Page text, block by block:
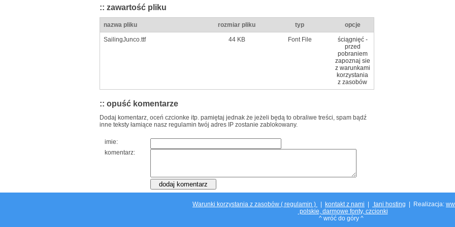
:: zawartość pliku
nazwa pliku rozmiar pliku typ opcje
SailingJunco.ttf 44 KB Font File
ściągnięć -
przed
pobraniem
zapoznaj sie
z warunkami
korzystania
z zasobów
:: opuść komentarze
Dodaj komentarz, oceń czcionke itp. pamiętaj jednak że jeżeli będą to obraliwe treści, spam bądź
inne teksty łamiące nasz regulamin twój adres IP zostanie zablokowany.
imie:
komentarz:
Warunki korzystania z zasobów ( regulamin ) kontakt z nami tani hosting | Realizacja:
polskie, darmowe fonty, czcionki
^ wróć do góry ^